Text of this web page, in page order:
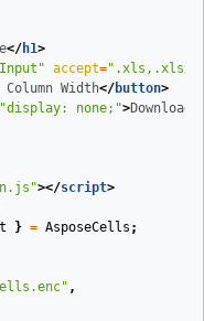
</h1>
accept=
Column Width</button>
"display: none;">Download
></script>
} = AsposeCells ;
,